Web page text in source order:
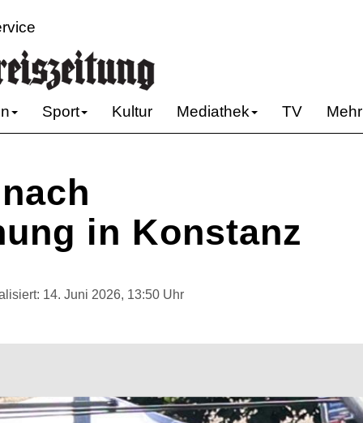
Sport Kultur Mediathek TV Mehr
in Konstanz
14. Juni 2026, 13:50 Uhr